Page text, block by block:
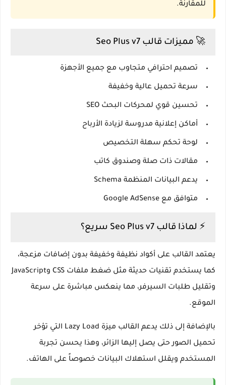
للمقارنة.
🚀 مميزات قالب Seo Plus v7
تصميم احترافي متجاوب مع جميع الأجهزة
سرعة تحميل عالية وخفيفة
تحسين قوي لمحركات البحث SEO
أماكن إعلانية مدروسة لزيادة الأرباح
لوحة تحكم سهلة التخصيص
مقالات ذات صلة وصندوق كاتب
يدعم البيانات المنظمة Schema
متوافق مع Google AdSense
⚡ لماذا قالب Seo Plus v7 سريع؟
يعتمد القالب على أكواد نظيفة وخفيفة بدون إضافات مزعجة،
كما يستخدم تقنيات حديثة مثل ضغط ملفات CSS وJavaScript
وتقليل طلبات السيرفر، مما ينعكس مباشرة على سرعة
الموقع.
بالإضافة إلى ذلك يدعم القالب ميزة Lazy Load التي تؤخر
تحميل الصور حتى يصل إليها الزائر، وهذا يحسن تجربة
المستخدم ويقلل استهلاك البيانات خصوصاً على الهاتف.